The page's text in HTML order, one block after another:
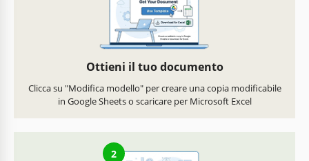
Ottieni il tuo documento
Clicca su "Modifica modello" per creare una copia modificabile
in Google Sheets o scaricare per Microsoft Excel
2